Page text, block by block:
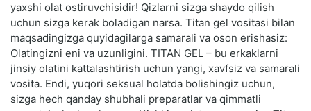
yaxshi olat ostiruvchisidir! Qizlarni sizga shaydo qilish
uchun sizga kerak boladigan narsa. Titan gel vositasi bilan
maqsadingizga quyidagilarga samarali va oson erishasiz:
Olatingizni eni va uzunligini. TITAN GEL – bu erkaklarni
jinsiy olatini kattalashtirish uchun yangi, xavfsiz va samarali
vosita. Endi, yuqori seksual holatda bolishingiz uchun,
sizga hech qanday shubhali preparatlar va qimmatli